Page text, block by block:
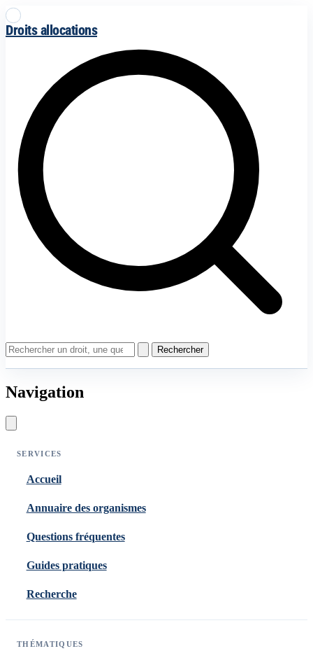
Droits allocations
Rechercher
Navigation
SERVICES
Accueil
Annuaire des organismes
Questions fréquentes
Guides pratiques
Recherche
THÉMATIQUES